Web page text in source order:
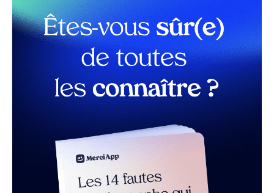
r
v
MerciApp (gratuit)